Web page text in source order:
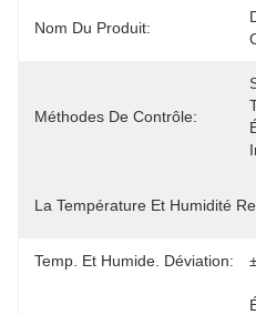
Nom Du Produit:
Méthodes De Contrôle:
La Température Et Humidité
Temp. Et Humide. Déviation: